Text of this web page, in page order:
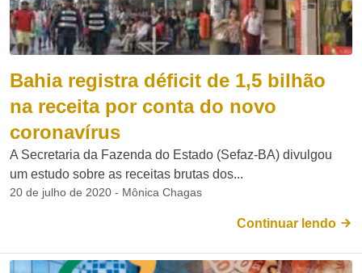
Bahia registra déficit de 1,5 bilhão
na receita por conta do novo
coronavírus
A Secretaria da Fazenda do Estado (Sefaz-BA) divulgou
um estudo sobre as receitas brutas dos...
20 de julho de 2020 - Mônica Chagas
Continuar lendo